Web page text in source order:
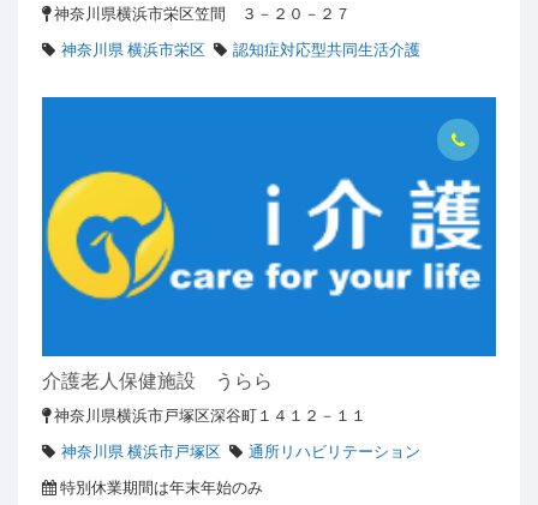
神奈川県横浜市栄区笠間 ３－２０－２７
神奈川県 横浜市栄区
認知症対応型共同生活介護
介護老人保健施設 うらら
神奈川県横浜市戸塚区深谷町１４１２－１１
神奈川県 横浜市戸塚区
通所リハビリテーション
特別休業期間は年末年始のみ